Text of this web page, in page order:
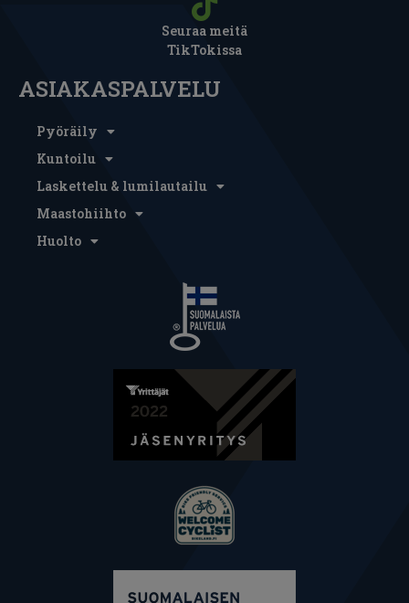
Seuraa meitä
TikTokissa
ASIAKASPALVELU
Pyöräily
Kuntoilu
Laskettelu & lumilautailu
Maastohiihto
Huolto